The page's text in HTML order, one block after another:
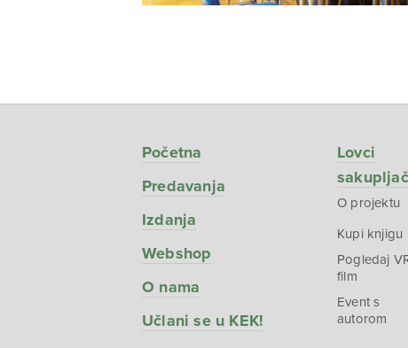
Početna
Predavanja
Izdanja
Webshop
O nama
Učlani se u KEK!
Lovci
O projektu
Kupi knjigu
Pogledaj
film
Event s
autorom